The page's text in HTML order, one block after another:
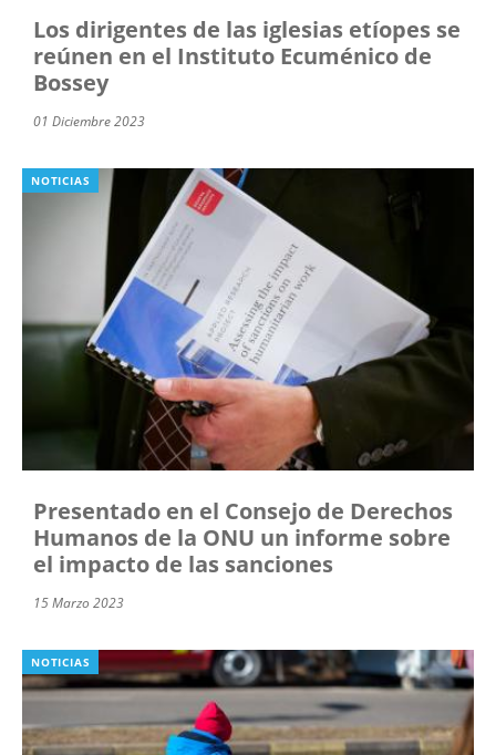
Los dirigentes de las iglesias etíopes se
reúnen en el Instituto Ecuménico de
Bossey
01 Diciembre 2023
NOTICIAS
Presentado en el Consejo de Derechos
Humanos de la ONU un informe sobre
el impacto de las sanciones
15 Marzo 2023
NOTICIAS